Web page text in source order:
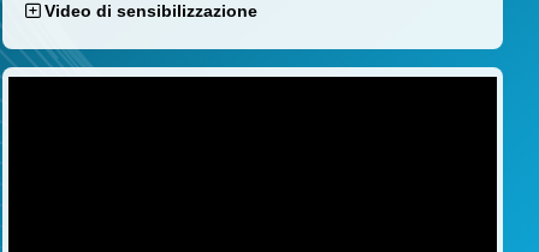
Video di sensibilizzazione